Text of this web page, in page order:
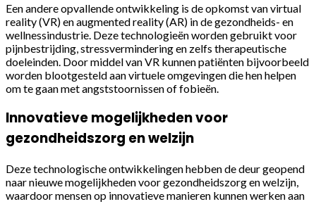
Een andere opvallende ontwikkeling is de opkomst van virtual
reality (VR) en augmented reality (AR) in de gezondheids- en
wellnessindustrie. Deze technologieën worden gebruikt voor
pijnbestrijding, stressvermindering en zelfs therapeutische
doeleinden. Door middel van VR kunnen patiënten bijvoorbeeld
worden blootgesteld aan virtuele omgevingen die hen helpen
om te gaan met angststoornissen of fobieën.
Innovatieve mogelijkheden voor
gezondheidszorg en welzijn
Deze technologische ontwikkelingen hebben de deur geopend
naar nieuwe mogelijkheden voor gezondheidszorg en welzijn,
waardoor mensen op innovatieve manieren kunnen werken aan